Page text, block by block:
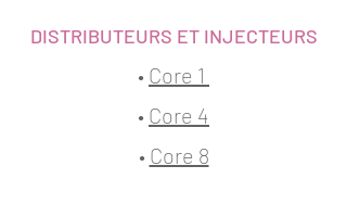
DISTRIBUTEURS ET INJECTEURS
• Core 1
• Core 4
• Core 8